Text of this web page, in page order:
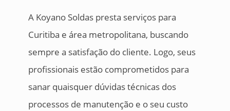
A Koyano Soldas presta serviços para
Curitiba e área metropolitana, buscando
sempre a satisfação do cliente. Logo, seus
profissionais estão comprometidos para
sanar quaisquer dúvidas técnicas dos
processos de manutenção e o seu custo